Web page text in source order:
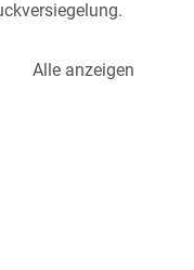
Alle anzeigen